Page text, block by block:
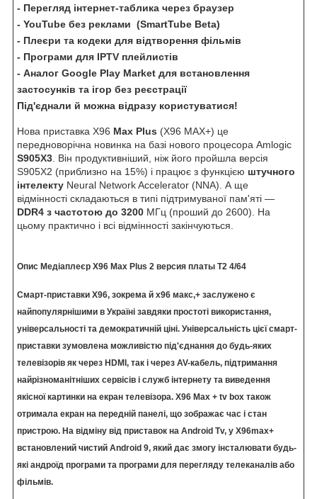
- Перегляд інтернет-таблика через браузер
- YouTube без реклами (SmartTube Beta)
- Плеєри та кодеки для відтворення фільмів
- Програми для IPTV плейлистів
- Аналог Google Play Market для встановлення
застосунків та ігор без реєстрації
Під'єднали й можна відразу користуватися!
Нова приставка X96 Max Plus (X96 MAX+) це
передноворічна новинка на базі нового процесора Amlogic
S905X3 . Він продуктивніший, ніж його пройшла версія
S905X2 (приблизно на 15%) і працює з функцією штучного
інтелекту Neural Network Accelerator (NNA). А ще
відмінності складаються в типі підтримуваної пам'яті —
DDR4 з частотою до 3200 МГц (проший до 2600). На
цьому практично і всі відмінності закінчуються.
Опис Медіаплеєр X96 Max Plus 2 версия платы T2 4/64
Смарт-приставки X96, зокрема й х96 макс,+ заслужено є
найпопулярнішими в Україні завдяки простоті використання,
універсальності та демократичній ціні. Універсальність цієї смарт-
приставки зумовлена можливістю під'єднання до будь-яких
телевізорів як через HDMI, так і через AV-кабель, підтримання
найрізноманітніших сервісів і служб інтернету та виведення
якісної картинки на екран телевізора. X96 Max + tv box також
отримала екран на передній панелі, що зображає час і стан
пристрою. На відміну від приставок на Android Tv, у X96max+
встановлений чистий Android 9, який дає змогу інсталювати будь-
які андроїд програми та програми для перегляду телеканалів або
фільмів.